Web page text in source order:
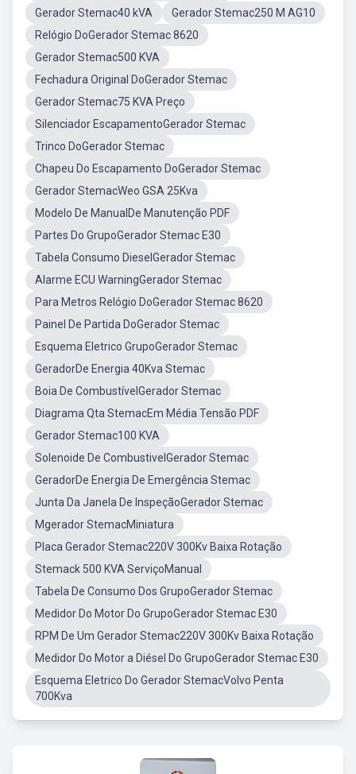
Gerador Stemac40 kVA
Gerador Stemac250 M AG10
Relógio DoGerador Stemac 8620
Gerador Stemac500 KVA
Fechadura Original DoGerador Stemac
Gerador Stemac75 KVA Preço
Silenciador EscapamentoGerador Stemac
Trinco DoGerador Stemac
Chapeu Do Escapamento DoGerador Stemac
Gerador StemacWeo GSA 25Kva
Modelo De ManualDe Manutenção PDF
Partes Do GrupoGerador Stemac E30
Tabela Consumo DieselGerador Stemac
Alarme ECU WarningGerador Stemac
Para Metros Relógio DoGerador Stemac 8620
Painel De Partida DoGerador Stemac
Esquema Eletrico GrupoGerador Stemac
GeradorDe Energia 40Kva Stemac
Boia De CombustívelGerador Stemac
Diagrama Qta StemacEm Média Tensão PDF
Gerador Stemac100 KVA
Solenoide De CombustivelGerador Stemac
GeradorDe Energia De Emergência Stemac
Junta Da Janela De InspeçãoGerador Stemac
Mgerador StemacMiniatura
Placa Gerador Stemac220V 300Kv Baixa Rotação
Stemack 500 KVA ServiçoManual
Tabela De Consumo Dos GrupoGerador Stemac
Medidor Do Motor Do GrupoGerador Stemac E30
RPM De Um Gerador Stemac220V 300Kv Baixa Rotação
Medidor Do Motor a Diésel Do GrupoGerador Stemac E30
Esquema Eletrico Do Gerador StemacVolvo Penta
700Kva